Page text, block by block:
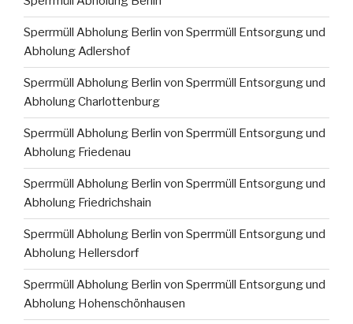
Sperrmüll Abholung Berlin von Sperrmüll Entsorgung und
Abholung Adlershof
Sperrmüll Abholung Berlin von Sperrmüll Entsorgung und
Abholung Charlottenburg
Sperrmüll Abholung Berlin von Sperrmüll Entsorgung und
Abholung Friedenau
Sperrmüll Abholung Berlin von Sperrmüll Entsorgung und
Abholung Friedrichshain
Sperrmüll Abholung Berlin von Sperrmüll Entsorgung und
Abholung Hellersdorf
Sperrmüll Abholung Berlin von Sperrmüll Entsorgung und
Abholung Hohenschönhausen